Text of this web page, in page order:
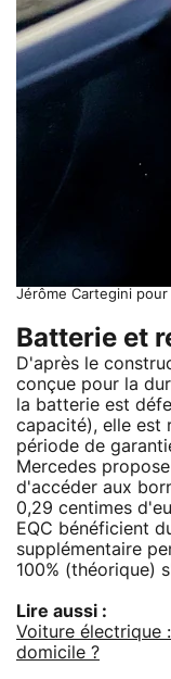
Jérôme Cartegini pour
Batterie et
D'après le
conçue pour la
la batterie est
capacité), elle est
période de
Mercedes
d'accéder aux
0,29 centimes
EQC bénéficient
supplémentaire
100% (théorique)
Lire aussi :
Voiture électrique
domicile ?